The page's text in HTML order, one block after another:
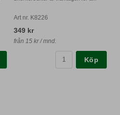
Art nr. K8226
349 kr
från 15 kr / mnd.
Köp